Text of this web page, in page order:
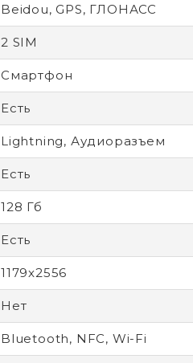
Beidou, GPS, ГЛОНАСС
2 SIM
Смартфон
Есть
Lightning, Аудиоразъем
Есть
128 Гб
Есть
1179x2556
Нет
Bluetooth, NFC, Wi-Fi